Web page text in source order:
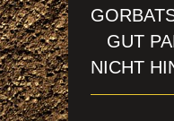
GUT
NICHT